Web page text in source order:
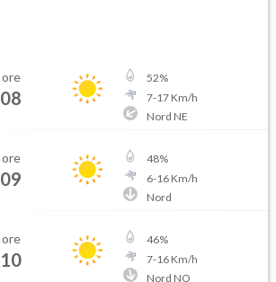
ore
08
52%
7-17Km/h
Nord NE
ore
09
48%
6-16Km/h
Nord
ore
10
46%
7-16Km/h
Nord NO